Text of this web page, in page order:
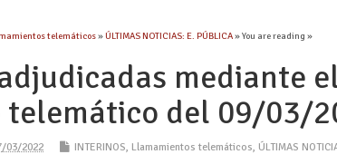
telemáticos»ÚLTIMAS NOTICIAS: E. PÚBLICA» You are reading »
mediante
telemático del 09/03/
03/2022 INTERINOS, Llamamientos telemáticos, ÚLTIMAS